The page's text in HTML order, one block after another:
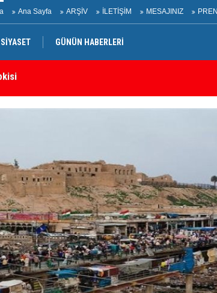
Ana Sayfa ARŞİV İLETİŞİM MESAJINIZ
SİYASET GÜNÜN HABERLERİ
bildiri